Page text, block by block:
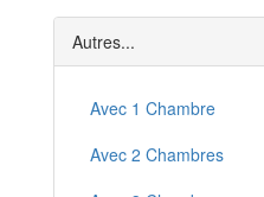
Ballan-Miré
De Village
Autres...
Avec 1 Chambre
Avec 2 Chambres